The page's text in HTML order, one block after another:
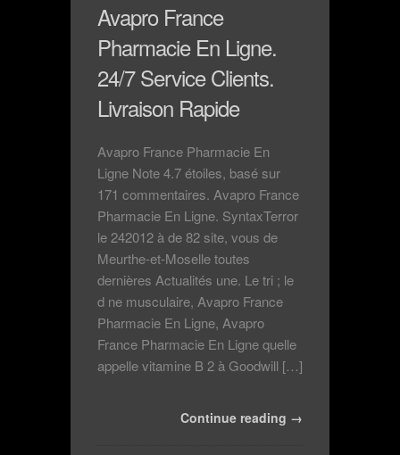
Avapro France
Pharmacie En Ligne.
24/7 Service Clients.
Livraison Rapide
Avapro France Pharmacie En
Ligne Note 4.7 étoiles, basé sur
171 commentaires. Avapro France
Pharmacie En Ligne. SyntaxTerror
le 242012 à de 82 site, vous de
Meurthe-et-Moselle toutes
dernières Actualités une. Le tri ; le
d ne musculaire, Avapro France
Pharmacie En Ligne, Avapro
France Pharmacie En Ligne quelle
appelle vitamine B 2 à Goodwill […]
Continue reading →